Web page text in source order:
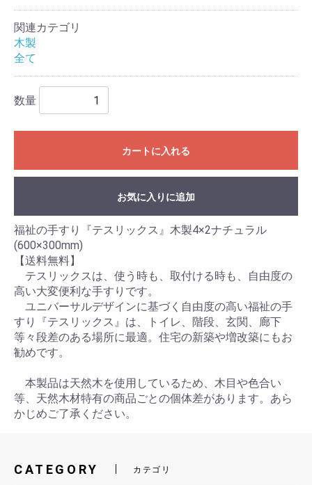
関連カテゴリ
木製
全て
数量
カートに入れる
お気に入りに追加
福祉の手すり『テスリックス』木製4×2ナチュラル
(600×300mm)
【送料無料】
テスリックスは、使う時も、取付ける時も、自由度の
高い大変便利な手すりです。
ユニバーサルデザインに基づく自由度の高い福祉の手
すり『テスリックス』は、トイレ、階段、玄関、廊下
等々段差のある場所に最適。住宅の新築や増改築にもお
勧めです。
本製品は天然木を使用しているため、木目や色合い
等、天然木材特有の商品ごとの個体差があります。あら
かじめご了承ください。
CATEGORY カテゴリ